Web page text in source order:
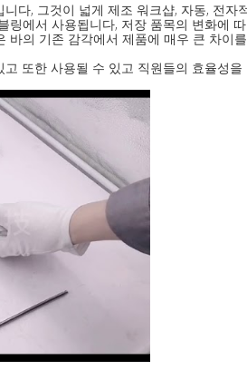
다, 그것이 넓게 제조 워크샵, 자동, 전자
링에서 사용됩니다, 저장 품목의 변화
의 기존 감각에서 제품에 매우 큰 차
또한 사용될 수 있고 직원들의 효율성